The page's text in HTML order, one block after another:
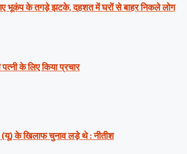
भूकंप के तगड़े झटके, दहशत में घरों से बाहर निकले लोग
के लिए किया प्रचार
(यू) के खिलाफ चुनाव लड़े थे : नीतीश